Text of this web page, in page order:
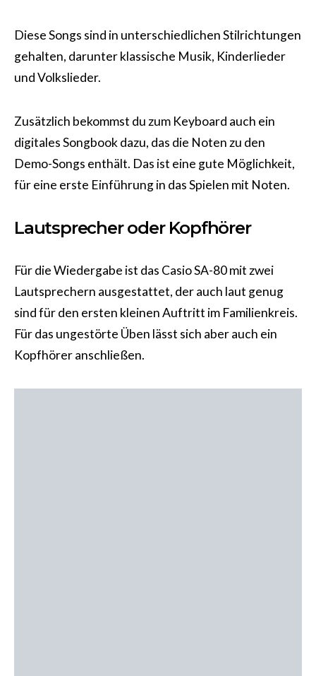
Diese Songs sind in unterschiedlichen Stilrichtungen
gehalten, darunter klassische Musik, Kinderlieder
und Volkslieder.
Zusätzlich bekommst du zum Keyboard auch ein
digitales Songbook dazu, das die Noten zu den
Demo-Songs enthält. Das ist eine gute Möglichkeit,
für eine erste Einführung in das Spielen mit Noten.
Lautsprecher oder Kopfhörer
Für die Wiedergabe ist das Casio SA-80 mit zwei
Lautsprechern ausgestattet, der auch laut genug
sind für den ersten kleinen Auftritt im Familienkreis.
Für das ungestörte Üben lässt sich aber auch ein
Kopfhörer anschließen.